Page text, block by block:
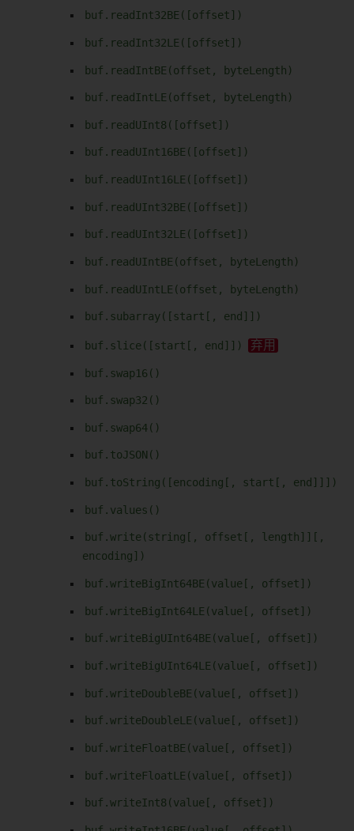
buf.readInt32BE([offset])
buf.readInt32LE([offset])
buf.readIntBE(offset, byteLength)
buf.readIntLE(offset, byteLength)
buf.readUInt8([offset])
buf.readUInt16BE([offset])
buf.readUInt16LE([offset])
buf.readUInt32BE([offset])
buf.readUInt32LE([offset])
buf.readUIntBE(offset, byteLength)
buf.readUIntLE(offset, byteLength)
buf.subarray([start[, end]])
buf.slice([start[, end]])
buf.swap16()
buf.swap32()
buf.swap64()
buf.toJSON()
buf.toString([encoding[, start[, end]]])
buf.values()
buf.write(string[, offset[, length]][,
encoding])
buf.writeBigInt64BE(value[, offset])
buf.writeBigInt64LE(value[, offset])
buf.writeBigUInt64BE(value[, offset])
buf.writeBigUInt64LE(value[, offset])
buf.writeDoubleBE(value[, offset])
buf.writeDoubleLE(value[, offset])
buf.writeFloatBE(value[, offset])
buf.writeFloatLE(value[, offset])
buf.writeInt8(value[, offset])